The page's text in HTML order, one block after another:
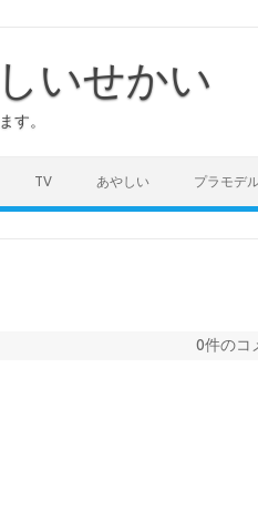
いせかい
す。
TV あやしい プラモデ
0件のコ